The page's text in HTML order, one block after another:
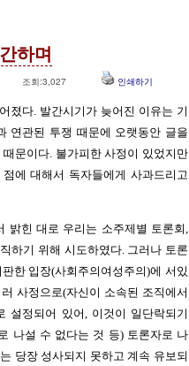
하며
조회:3,027 인쇄하기
졌다. 발간시기가 늦어진 이유는 기
연관된 투쟁 때문에 오랫동안 글을
문이다. 불가피한 사정이 있었지만
에 대해서 독자들에게 사과드리고
밝힌 대로 우리는 소주제별 토론회,
하기 위해 시도하였다. 그러나 토론
한 입장(사회주의여성주의)에 서있
사정으로(자신이 소속된 조직에서
설정되어 있어, 이것이 일단락되기
나설 수 없다는 것 등) 토론자로 나
당장 성사되지 못하고 계속 유보되